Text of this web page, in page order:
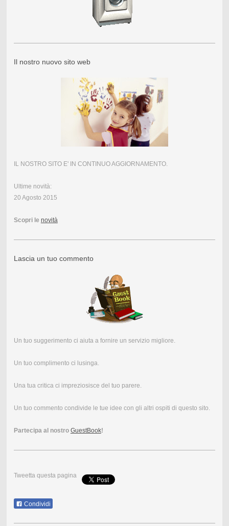
Il nostro nuovo sito web
IL NOSTRO SITO E' IN CONTINUO AGGIORNAMENTO.
Ultime novità:
20 Agosto 2015
Scopri le novità
Lascia un tuo commento
Un tuo suggerimento ci aiuta a fornire un servizio migliore.
Un tuo complimento ci lusinga.
Una tua critica ci impreziosisce del tuo parere.
Un tuo commento condivide le tue idee con gli altri ospiti di questo sito.
Partecipa al nostro GuestBook!
Tweetta questa pagina
Condividi